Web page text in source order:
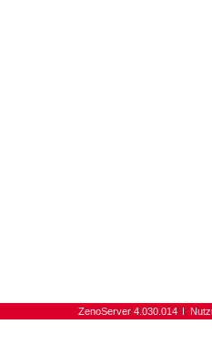
ZenoServer 4.030.014